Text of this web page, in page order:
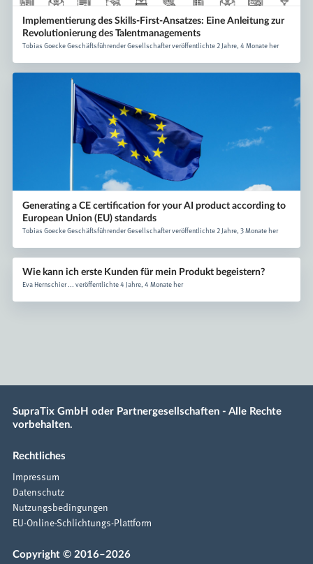
Implementierung des Skills-First-Ansatzes: Eine Anleitung zur
Revolutionierung des Talentmanagements
Tobias Goecke Geschäftsführender Gesellschafter veröffentlichte 2 Jahre, 4 Monate her
Generating a CE certification for your AI product according to
European Union (EU) standards
Tobias Goecke Geschäftsführender Gesellschafter veröffentlichte 2 Jahre, 3 Monate her
Wie kann ich erste Kunden für mein Produkt begeistern?
Eva Hernschier ... veröffentlichte 4 Jahre, 4 Monate her
SupraTix GmbH oder Partnergesellschaften - Alle Rechte
vorbehalten.
Rechtliches
Impressum
Datenschutz
Nutzungsbedingungen
EU-Online-Schlichtungs-Plattform
Copyright © 2016–2026